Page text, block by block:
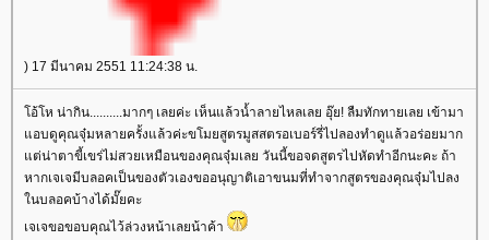
) 17 มีนาคม 2551 11:24:38 น.
โอ้โห น่ากิน..........มากๆ เลยค่ะ เห็นแล้วน้ำลายไหลเลย อุ๊ย! ลืมทักทายเลย เข้ามา
แอบดูคุณจุ๋มหลายครั้งแล้วค่ะขโมยสูตรมูสสตรอเบอร์รี่ไปลองทำดูแล้วอร่อยมาก
แต่น่าตาขี้เขร่ไม่สวยเหมือนของคุณจุ๋มเลย วันนี้ขอจดสูตรไปหัดทำอีกนะคะ ถ้า
หากเจเจมีบลอคเป็นของตัวเองขออนุญาติเอาขนมที่ทำจากสูตรของคุณจุ๋มไปลง
ในบลอคบ้างได้มั๊ยคะ
เจเจขอขอบคุณไว้ล่วงหน้าเลยน้าค้า